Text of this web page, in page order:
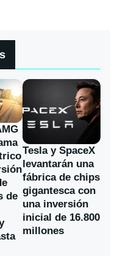
de
Tesla y SpaceX
levantarán una
fábrica de chips
gigantesca con
una inversión
inicial de 16.800
millones